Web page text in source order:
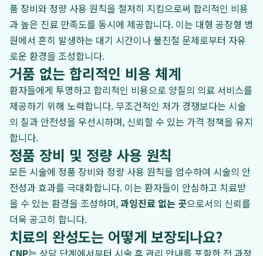
품 장비와 정량 사용 원칙을 철저히 지킴으로써 합리적인 비용
과 높은 진료 만족도를 동시에 제공합니다. 이는 대형 공장형 병
원에서 흔히 발생하는 대기 시간이나 불친절 문제로부터 자유
로운 환경을 조성합니다.
거품 없는 합리적인 비용 체계
환자들에게 투명하고 합리적인 비용으로 양질의 의료 서비스를
제공하기 위해 노력합니다. 무조건적인 저가 경쟁보다는 시술
의 질과 안전성을 우선시하며, 신뢰할 수 있는 가격 정책을 유지
합니다.
정품 장비 및 정량 사용 원칙
모든 시술에 정품 장비와 정량 사용 원칙을 엄수하여 시술의 안
전성과 효과를 극대화합니다. 이는 환자들이 안심하고 치료받
을 수 있는 환경을 조성하며,과잉진료 없는 곳으로서의 신뢰를
더욱 공고히 합니다.
치료의 완성도는 어떻게 보장되나요?
CNP는 상담 단계에서부터 시술 후 관리 안내를 포함한 전 과정